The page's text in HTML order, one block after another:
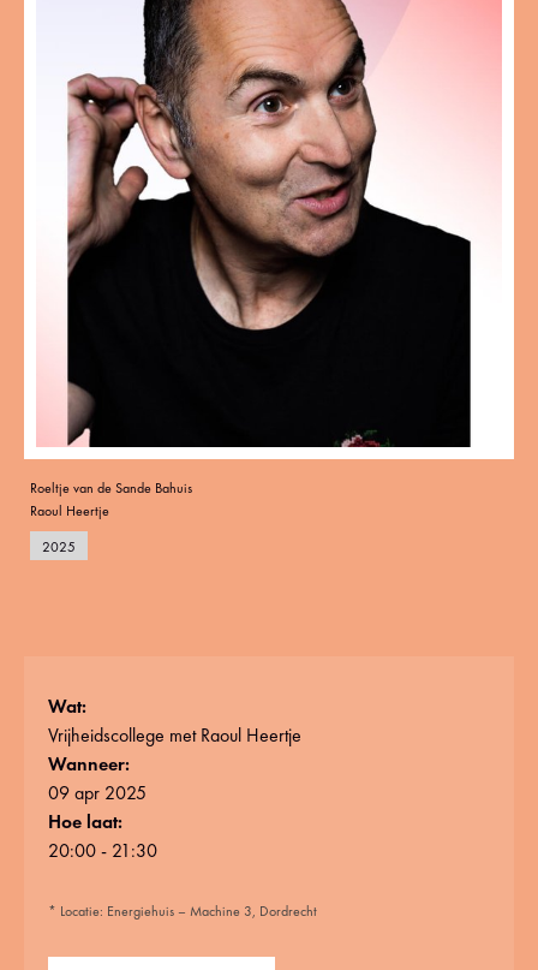
Roeltje van de Sande Bahuis
Raoul Heertje
2025
Wat:
Vrijheidscollege met Raoul Heertje
Wanneer:
09 apr 2025
Hoe laat:
20:00 - 21:30
* Locatie: Energiehuis – Machine 3, Dordrecht